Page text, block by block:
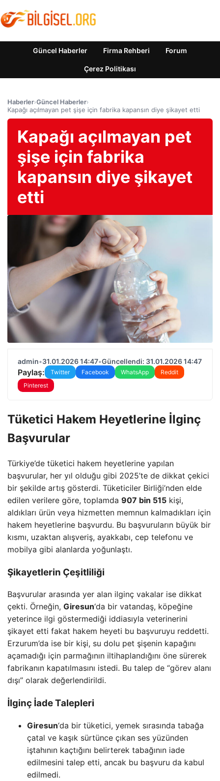
Güncel Haberler Firma Rehberi Forum
Çerez Politikası
Haberler›Güncel Haberler›
Kapağı açılmayan pet şişe için fabrika kapansın diye şikayet etti
Kapağı açılmayan pet
şişe için fabrika
kapansın diye şikayet
etti
admin•31.01.2026 14:47•Güncellendi: 31.01.2026 14:47
Paylaş: Twitter Facebook WhatsApp
Reddit
Pinterest
Tüketici Hakem Heyetlerine İlginç
Başvurular
Türkiye’de tüketici hakem heyetlerine yapılan
başvurular, her yıl olduğu gibi 2025’te de dikkat çekici
bir şekilde artış gösterdi. Tüketiciler Birliği’nden elde
edilen verilere göre, toplamda 907 bin 515 kişi,
aldıkları ürün veya hizmetten memnun kalmadıkları için
hakem heyetlerine başvurdu. Bu başvuruların büyük bir
kısmı, uzaktan alışveriş, ayakkabı, cep telefonu ve
mobilya gibi alanlarda yoğunlaştı.
Şikayetlerin Çeşitliliği
Başvurular arasında yer alan ilginç vakalar ise dikkat
çekti. Örneğin, Giresun‘da bir vatandaş, köpeğine
yeterince ilgi göstermediği iddiasıyla veterinerini
şikayet etti fakat hakem heyeti bu başvuruyu reddetti.
Erzurum’da ise bir kişi, su dolu pet şişenin kapağını
açamadığı için parmağının iltihaplandığını öne sürerek
fabrikanın kapatılmasını istedi. Bu talep de “görev alanı
dışı” olarak değerlendirildi.
İlginç İade Talepleri
Giresun‘da bir tüketici, yemek sırasında tabağa
çatal ve kaşık sürtünce çıkan ses yüzünden
iştahının kaçtığını belirterek tabağının iade
edilmesini talep etti, ancak bu başvuru da kabul
edilmedi.